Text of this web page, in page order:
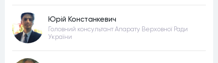
Юрій Констанкевич
Головний консультант Апарату Верховної Ради
України